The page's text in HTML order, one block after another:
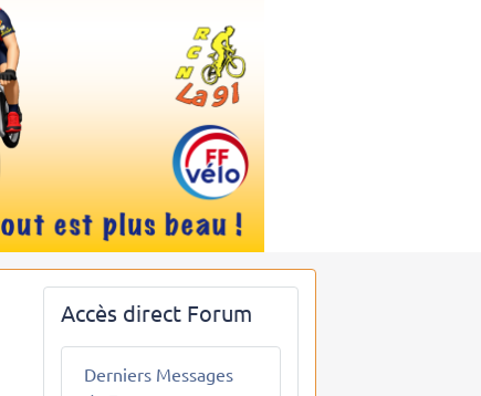
Accès direct Forum
Derniers Messages